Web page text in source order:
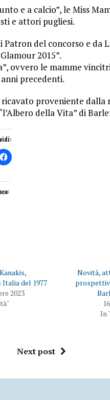
e a calcio”, le Miss
e attori pugliesi.
del concorso e da
2015”.
ovvero le mamme
precedenti.
proveniente dalla
della Vita” di
del 1977
2023
Novità,
In
Next post